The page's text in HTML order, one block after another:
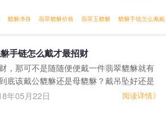
貔貅净身 翡翠貔貅价格 翡翠玉貔貅 貔貅手链怎么佩戴
手链怎么戴才最招财
，那可不是随随便便戴一件翡翠貔貅就有
底该戴公貔貅还是母貔貅？戴吊坠好还是
戴哪只手？这些都大有讲究。
年05月22日 阅读详情》